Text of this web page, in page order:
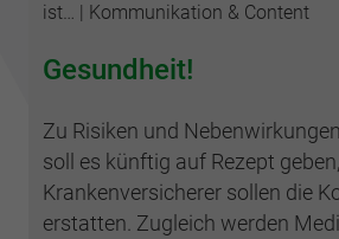
ist…
Kommunikation & Content
Gesundheit!
Zu Risiken und
soll es künftig auf Rezept geben,
Krankenversicherer sollen die
erstatten. Zugleich werden